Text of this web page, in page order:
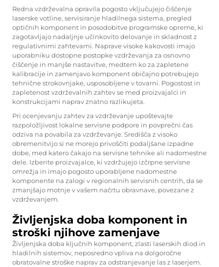
Redna vzdrževalna opravila pogosto vključujejo čiščenje
laserske votline, servisiranje hladilnega sistema, pregled
optičnih komponent in posodobitve programske opreme, ki
zagotavljajo nadaljnje učinkovito delovanje in skladnost z
regulativnimi zahtevami. Naprave visoke kakovosti imajo
uporabniku dostopne postopke vzdrževanja za osnovno
čiščenje in manjše nastavitve, medtem ko za zapletene
kalibracije in zamenjavo komponent običajno potrebujejo
tehnične strokovnjake, usposobljene v tovarni. Pogostost in
zapletenost vzdrževalnih zahtev se med proizvajalci in
konstrukcijami naprav znatno razlikujeta.
Pri ocenjevanju zahtev za vzdrževanje upoštevajte
razpoložljivost lokalne servisne podpore in povprečni čas
odziva na povabila za vzdrževanje. Središča z visoko
obremenitvijo si ne morejo privoščiti podaljšane izpadne
dobe, med katero čakajo na servisne tehnike ali nadomestne
dele. Izberite proizvajalce, ki vzdržujejo izčrpne servisne
omrežja in imajo pogosto uporabljene nadomestne
komponente na zalogi v regionalnih servisnih centrih, da se
zmanjšajo motnje v vašem načrtu obravnave, povezane z
vzdrževanjem.
Življenjska doba komponent in
stroški njihove zamenjave
Življenjska doba ključnih komponent, zlasti laserskih diod in
hladilnih sistemov, neposredno vpliva na dolgoročne
obratovalne stroške naprav za odstranjevanje las z laserjem.